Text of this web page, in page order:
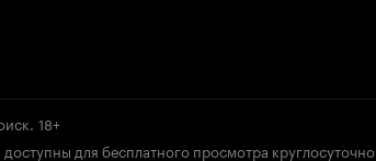
. 18+
для бесплатного просмотра круглосуточно